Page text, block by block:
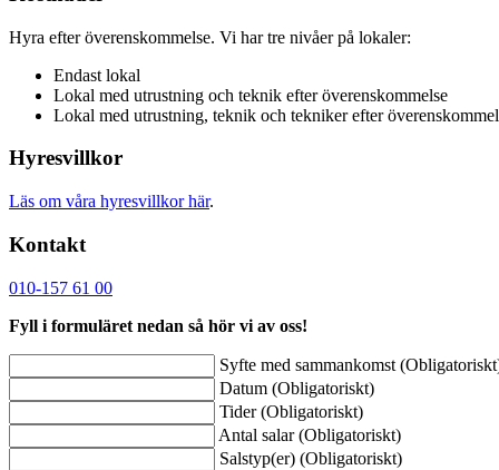
Hyra efter överenskommelse. Vi har tre nivåer på lokaler:
Endast lokal
Lokal med utrustning och teknik efter överenskommelse
Lokal med utrustning, teknik och tekniker efter
Hyresvillkor
Läs om våra hyresvillkor här.
Kontakt
010-157 61 00
Fyll i formuläret nedan så hör vi av oss!
Syfte med sammankomst
Datum (Obligatoriskt)
Tider(Obligatoriskt)
Antal salar(Obligatoriskt)
Salstyp(er) (Obligatoriskt)